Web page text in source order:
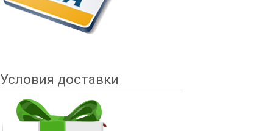
Условия доставки